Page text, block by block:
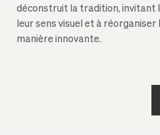
déconstruit la tradition, invitant
leur sens visuel et à réorganiser
manière innovante.